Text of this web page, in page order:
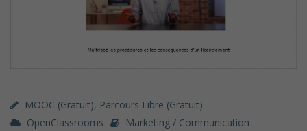
MOOC (gratuit), Parcours Libre (gratuit)
OpenClassrooms
Marketing / Communication